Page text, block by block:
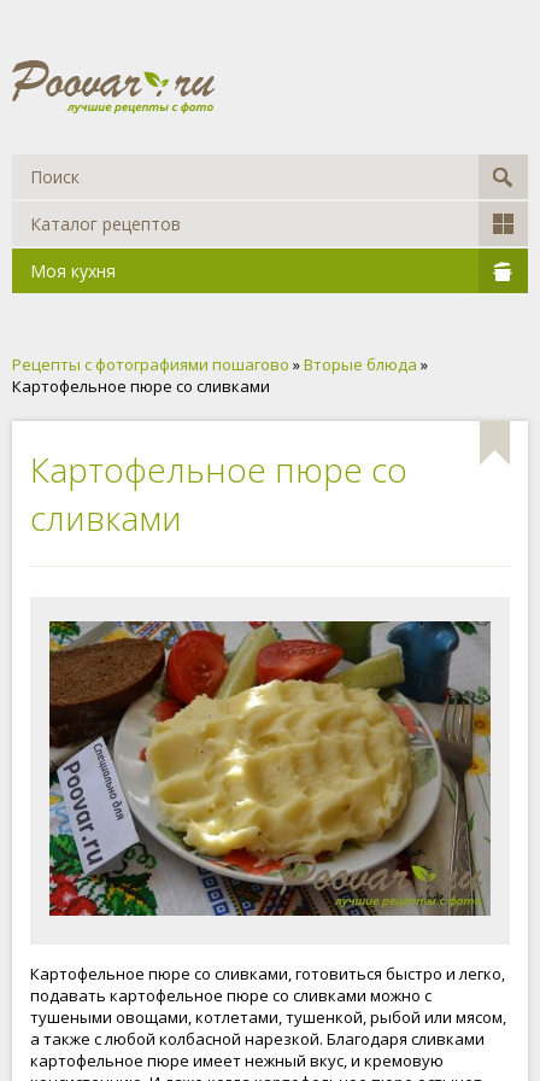
Каталог рецептов
Моя кухня
Рецепты с фотографиями пошагово »Вторые блюда »
Картофельное пюре со сливками
Картофельное пюре со
сливками
Картофельное пюре со сливками, готовиться быстро и легко,
подавать картофельное пюре со сливками можно с
тушеными овощами, котлетами, тушенкой, рыбой или мясом,
а также с любой колбасной нарезкой. Благодаря сливками
картофельное пюре имеет нежный вкус, и кремовую